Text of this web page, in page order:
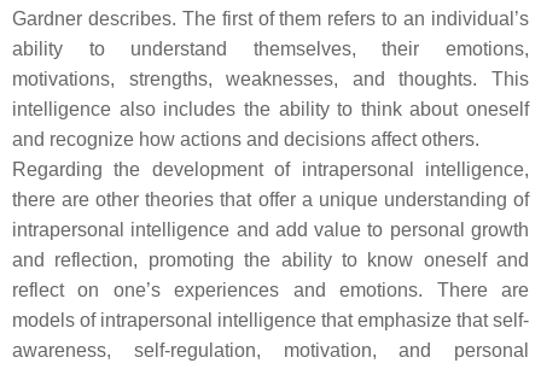
Gardner describes. The first of them refers to an individual’s
ability to understand themselves, their emotions,
motivations, strengths, weaknesses, and thoughts. This
intelligence also includes the ability to think about oneself
and recognize how actions and decisions affect others.
Regarding the development of intrapersonal intelligence,
there are other theories that offer a unique understanding of
intrapersonal intelligence and add value to personal growth
and reflection, promoting the ability to know oneself and
reflect on one’s experiences and emotions. There are
models of intrapersonal intelligence that emphasize that self-
awareness, self-regulation, motivation, and personal